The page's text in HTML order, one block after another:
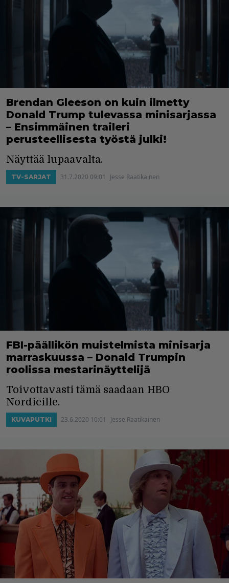
Brendan Gleeson on kuin ilmetty
Donald Trump tulevassa minisarjassa
– Ensimmäinen traileri
perusteellisesta työstä julki!
Näyttää lupaavalta.
TV-SARJAT 31.7.2020 09:01 Jesse Raatikainen
FBI-päällikön muistelmista minisarja
marraskuussa – Donald Trumpin
roolissa mestarinäyttelijä
Toivottavasti tämä saadaan HBO
Nordicille.
KUVAPUTKI 23.6.2020 10:01 Jesse Raatikainen